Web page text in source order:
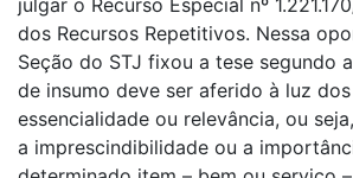
julgar o Recurso Especial nº
dos Recursos Repetitivos. Nessa
Seção do STJ fixou a tese segundo
de insumo deve ser aferido à luz
essencialidade ou relevância, ou
a imprescindibilidade ou a